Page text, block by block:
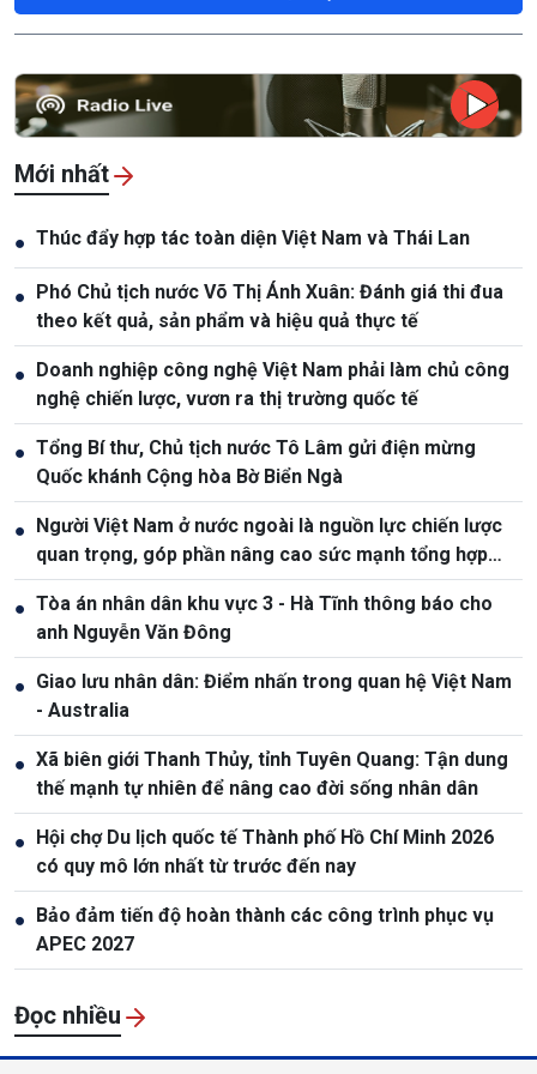
Mới nhất
● Thúc đẩy hợp tác toàn diện Việt Nam và Thái Lan
● Phó Chủ tịch nước Võ Thị Ánh Xuân: Đánh giá thi đua
theo kết quả, sản phẩm và hiệu quả thực tế
● Doanh nghiệp công nghệ Việt Nam phải làm chủ công
nghệ chiến lược, vươn ra thị trường quốc tế
● Tổng Bí thư, Chủ tịch nước Tô Lâm gửi điện mừng
Quốc khánh Cộng hòa Bờ Biển Ngà
● Người Việt Nam ở nước ngoài là nguồn lực chiến lược
quan trọng, góp phần nâng cao sức mạnh tổng hợp
quốc gia
● Tòa án nhân dân khu vực 3 - Hà Tĩnh thông báo cho
anh Nguyễn Văn Đông
● Giao lưu nhân dân: Điểm nhấn trong quan hệ Việt Nam
- Australia
● Xã biên giới Thanh Thủy, tỉnh Tuyên Quang: Tận dung
thế mạnh tự nhiên để nâng cao đời sống nhân dân
● Hội chợ Du lịch quốc tế Thành phố Hồ Chí Minh 2026
có quy mô lớn nhất từ trước đến nay
● Bảo đảm tiến độ hoàn thành các công trình phục vụ
APEC 2027
Đọc nhiều